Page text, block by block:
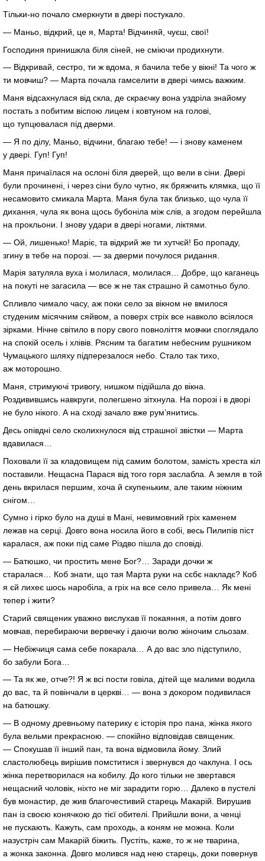
Тільки-но почало смеркнути в двері постукало.
— Маньо, відкрий, це я, Марта! Відчиняй, чуєш, свої!
Господиня принишкла біля сіней, не сміючи продихнути.
— Відкривай, сестро, ти ж вдома, я бачила тебе у вікні! Та чого ж
ти мовчиш? — Марта почала гамселити в двері чимсь важким.
Маня відсахнулася від скла, де скраєчку вона уздріла знайому
постать з побитим віспою лицем і ковтуном на голові,
що тупцювалася під дверми.
— Я по ділу, Маньо, відчини, благаю тебе! — і знову каменем
у двері. Гуп! Гуп!
Маня причаїлася на ослоні біля дверей, що вели в сіни. Двері
були прочинені, і через сіни було чутно, як бряжчить клямка, що її
несамовито смикала Марта. Маня була так близько, що чула її
дихання, чула як вона щось бубоніла між слів, а згодом перейшла
на прокльони. І знову удари в двері ногами, ліктями.
— Ой, лишенько! Маріє, та відкрий же ти хутчєй! Бо пропаду,
згину в тебе на порозі. — за дверми почулося ридання.
Марія затуляла вуха і молилася, молилася… Добре, що каганець
на покуті не загасила — все ж не так страшно й самотньо було.
Спливло чимало часу, аж поки село за вікном не вмилося
студеним місячним сяйвом, а поверх стріх все навколо всіялося
зірками. Нічне світило в пору свого повноліття мовчки споглядало
на спокій осель і хлівів. Рясним та багатим небесним рушником
Чумацького шляху підперезалося небо. Стало так тихо,
аж моторошно.
Маня, стримуючі тривогу, нишком підійшла до вікна.
Роздивившись навкруги, полегшено зітхнула. На порозі і в дворі
не було нікого. А на сході зачало вже рум’янитись.
Десь опівдні село сколихнулося від страшної звістки — Марта
вдавилася…
Поховали її за кладовищем під самим болотом, замість хреста кіл
поставили. Нещасна Парася від того горя заслабла. А земля в той
день вкрилася першим, хоча й скупеньким, але таким ніжним
снігом…
Сумно і гірко було на душі в Мані, невимовний гріх каменем
лежав на серці. Довго вона носила його в собі, весь Пилипів піст
каралася, аж поки під саме Різдво пішла до сповіді.
— Батюшко, чи простить мене Бог?… Заради дочки ж
старалася… Коб знати, що тая Марта руки на сєбє накладє? Коб
я єй лихеє шось наробіла, а гріх на все село привела… Як мені
тепер і жити?
Старий священик уважно вислухав її покаяння, а потім довго
мовчав, перебираючи вервечку і даючи волю жіночим сльозам.
— Небіжчиця сама себе покарала… А до вас зло підступило,
бо забули Бога…
— Та як же, отче?! Я ж всі пости говіла, дітей ще малими водила
до вас, та й повінчали в церкві… — вона з докором подивилася
на батюшку.
— В одному древньому патерику є історія про пана, жінка якого
була вельми прекрасною. — спокійно відповідав священик.
— Спокушав її інший пан, та вона відмовила йому. Злий
сластолюбець вирішив помститися і звернувся до чаклуна. І ось
жінка перетворилася на кобилу. До кого тільки не звертався
нещасний чоловік, ніхто не міг зарадити горю… Далеко в пустелі
був монастир, де жив благочестивий старець Макарій. Вирушив
пан із своєю конячкою до тієї обителі. Прийшли вони, а ченці
не пускають. Кажуть, сам проходь, а коням не можна. Коли
назустріч сам Макарій біжить. Пустіть, каже, то ж не тварина,
а жонка законна. Довго молився над нею старець, доки повернув